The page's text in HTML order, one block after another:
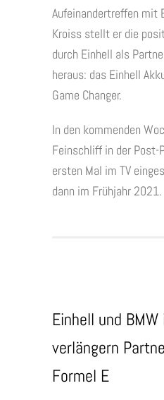
Aufeinandertreffen mit
Kroiss stellt er die
durch Einhell als
heraus: das Einhell
Game Changer.
In den kommenden
Feinschliff in der Post-
ersten Mal im TV
dann im Frühjahr 2021.
Einhell und
verlängern
Formel E